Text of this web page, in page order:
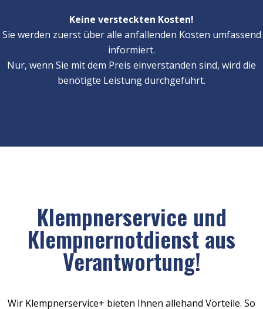
Keine versteckten Kosten!
Sie werden zuerst über alle anfallenden Kosten umfassend
informiert.
Nur, wenn Sie mit dem Preis einverstanden sind, wird die
benötigte Leistung durchgeführt.
Klempnerservice und
Klempnernotdienst aus
Verantwortung!
Wir Klempnerservice+ bieten Ihnen allehand Vorteile. So